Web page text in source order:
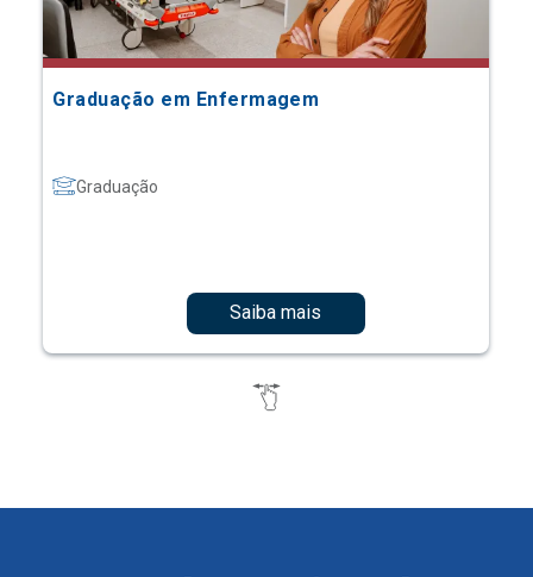
Graduação em Enfermagem
Graduação
Saiba mais